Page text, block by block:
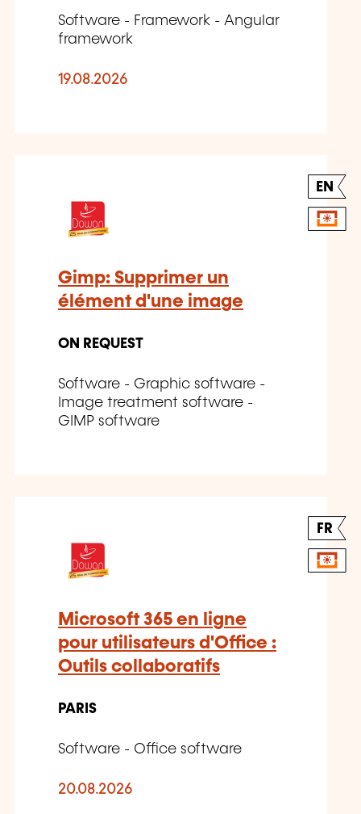
Software - Framework - Angular
framework
19.08.2026
EN
Gimp: Supprimer un
élément d'une image
ON REQUEST
Software - Graphic software -
Image treatment software -
GIMP software
FR
Microsoft 365 en ligne
pour utilisateurs d'Office :
Outils collaboratifs
PARIS
Software - Office software
20.08.2026